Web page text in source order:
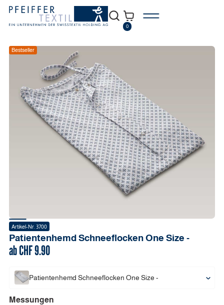
0
Bestseller
Artikel-Nr. 3700
Patientenhemd SchneeflockenOne Size -
ab CHF9.90
Patientenhemd Schneeflocken One Size -
Messungen